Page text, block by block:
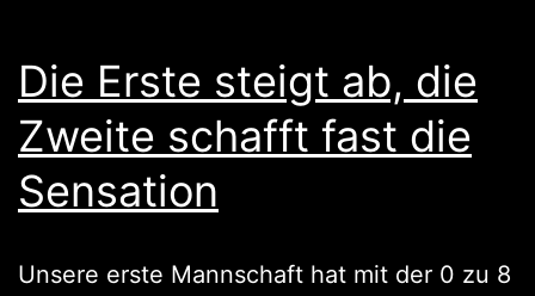
Die Erste steigt ab, die
Zweite schafft fast die
Sensation
Unsere erste Mannschaft hat mit der 0 zu 8